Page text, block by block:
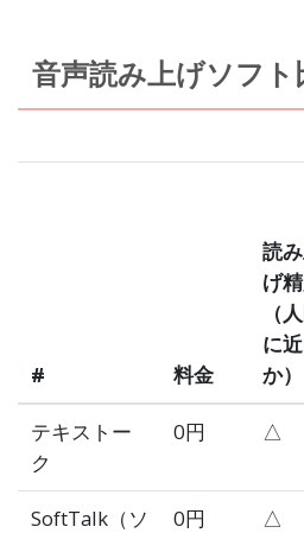
音声読み上げソフト
# 料金
読
げ
（
に
か）
テキストー
ク
0円 △
SoftTalk（ソ
0円 △